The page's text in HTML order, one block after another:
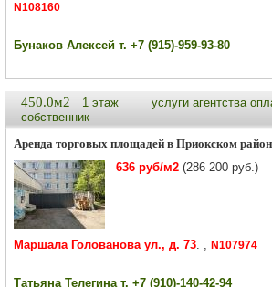
N108160
Бунаков Алексей т. +7 (915)-959-93-80
450.0м2 1 этаж
услуги агентства
собственник
Аренда торговых площадей в Приокском
636 руб/м2 (286 200 руб.)
Маршала Голованова ул., д. 73. , N107974
Татьяна Телегина т. +7 (910)-140-42-94